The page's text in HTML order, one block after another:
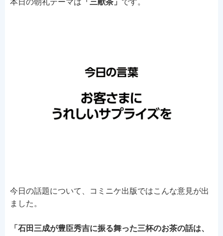
本日の朝礼テーマは 「三献茶」 です。
今日の話題について、コミニケ出版ではこんな意見が出
ました。
「石田三成が豊臣秀吉に振る舞った三杯のお茶の話は、